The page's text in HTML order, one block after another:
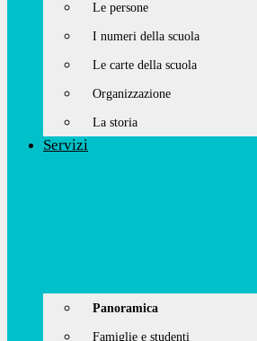
Le persone
I numeri della scuola
Le carte della scuola
Organizzazione
La storia
Servizi
Panoramica
Famiglie e studenti